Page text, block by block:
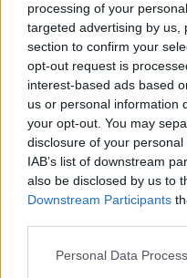
processing of your
targeted advertising by us,
section to confirm your
opt-out request is
interest-based ads based
us or personal information
your opt-out. You may
disclosure of your
IAB’s list of downstream
also be disclosed by us to
Downstream Participants
Please note that this
Personal Data
Άφαντοι οι
«Πήρα στο σχολείο
ιδέα για το
στο σχόλασμα, και
επόμενη μέρα θα
παιδί στο σπίτι,
Της ζήτησα να μου
παιδιών. Μου είπε
σχολείο.
έριχνε στο άλλο.